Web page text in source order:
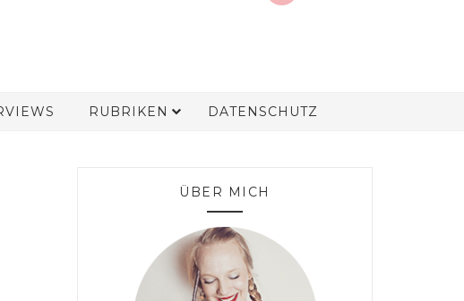
RUBRIKEN DATENSCHUTZ
ÜBER MICH